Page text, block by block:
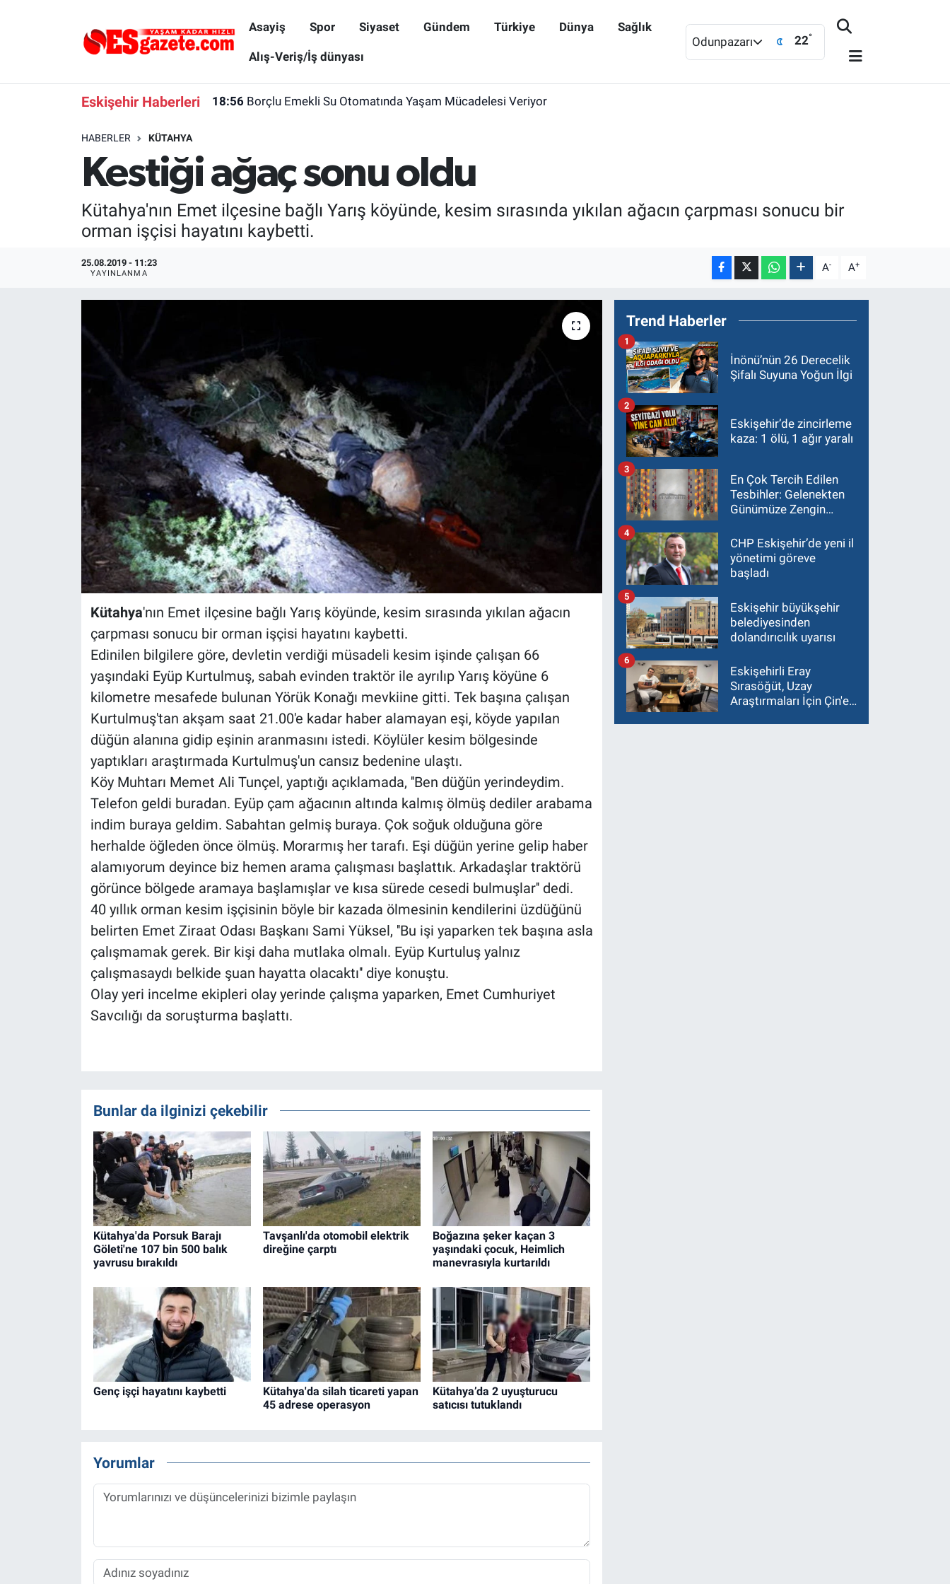
Asayiş Spor Siyaset Gündem Türkiye Dünya Sağlık
Alış-Veriş/İş dünyası
Odunpazarı 22°
Eskişehir Haberleri 18:56 Borçlu Emekli Su Otomatında Yaşam Mücadelesi Veriyor
HABERLER KÜTAHYA
Kestiği ağaç sonu oldu
Kütahya'nın Emet ilçesine bağlı Yarış köyünde, kesim sırasında yıkılan ağacın çarpması sonucu bir
orman işçisi hayatını kaybetti.
25.08.2019 - 11:23
YAYINLANMA A- A+
Kütahya'nın Emet ilçesine bağlı Yarış köyünde, kesim sırasında yıkılan ağacın
çarpması sonucu bir orman işçisi hayatını kaybetti.
Edinilen bilgilere göre, devletin verdiği müsadeli kesim işinde çalışan 66
yaşındaki Eyüp Kurtulmuş, sabah evinden traktör ile ayrılıp Yarış köyüne 6
kilometre mesafede bulunan Yörük Konağı mevkiine gitti. Tek başına çalışan
Kurtulmuş'tan akşam saat 21.00'e kadar haber alamayan eşi, köyde yapılan
düğün alanına gidip eşinin aranmasını istedi. Köylüler kesim bölgesinde
yaptıkları araştırmada Kurtulmuş'un cansız bedenine ulaştı.
Köy Muhtarı Memet Ali Tunçel, yaptığı açıklamada, ''Ben düğün yerindeydim.
Telefon geldi buradan. Eyüp çam ağacının altında kalmış ölmüş dediler arabama
indim buraya geldim. Sabahtan gelmiş buraya. Çok soğuk olduğuna göre
herhalde öğleden önce ölmüş. Morarmış her tarafı. Eşi düğün yerine gelip haber
alamıyorum deyince biz hemen arama çalışması başlattık. Arkadaşlar traktörü
görünce bölgede aramaya başlamışlar ve kısa sürede cesedi bulmuşlar'' dedi.
40 yıllık orman kesim işçisinin böyle bir kazada ölmesinin kendilerini üzdüğünü
belirten Emet Ziraat Odası Başkanı Sami Yüksel, ''Bu işi yaparken tek başına asla
çalışmamak gerek. Bir kişi daha mutlaka olmalı. Eyüp Kurtuluş yalnız
çalışmasaydı belkide şuan hayatta olacaktı'' diye konuştu.
Olay yeri incelme ekipleri olay yerinde çalışma yaparken, Emet Cumhuriyet
Savcılığı da soruşturma başlattı.
Bunlar da ilginizi çekebilir
Kütahya'da Porsuk Barajı
Göleti'ne 107 bin 500 balık
yavrusu bırakıldı
Tavşanlı'da otomobil elektrik
direğine çarptı
Boğazına şeker kaçan 3
yaşındaki çocuk, Heimlich
manevrasıyla kurtarıldı
Genç işçi hayatını kaybetti
Kütahya'da silah ticareti yapan
45 adrese operasyon
Kütahya’da 2 uyuşturucu
satıcısı tutuklandı
Yorumlar
Trend Haberler
İnönü’nün 26 Derecelik
Şifalı Suyuna Yoğun İlgi
1
Eskişehir’de zincirleme
kaza: 1 ölü, 1 ağır yaralı
2
En Çok Tercih Edilen
Tesbihler: Gelenekten
Günümüze Zengin
3
CHP Eskişehir’de yeni il
yönetimi göreve
başladı
4
Eskişehir büyükşehir
belediyesinden
dolandırıcılık uyarısı
5
Eskişehirli Eray
Sırasöğüt, Uzay
Araştırmaları İçin Çin'e
6
Eskişehirspor Arşivi
Röportaj
Ekonomi
Magazin
Bilim ve Teknoloji
Eskişehir Nöbetçi Eczaneler
Süper Lig Puan Durumu ve Fikstür
Son Dakika Haberleri
Haber Arşivi